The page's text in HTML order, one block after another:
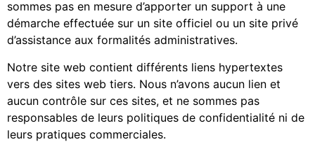
sommes pas en mesure d’apporter un support à une
démarche effectuée sur un site officiel ou un site privé
d’assistance aux formalités administratives.
Notre site web contient différents liens hypertextes
vers des sites web tiers. Nous n’avons aucun lien et
aucun contrôle sur ces sites, et ne sommes pas
responsables de leurs politiques de confidentialité ni de
leurs pratiques commerciales.